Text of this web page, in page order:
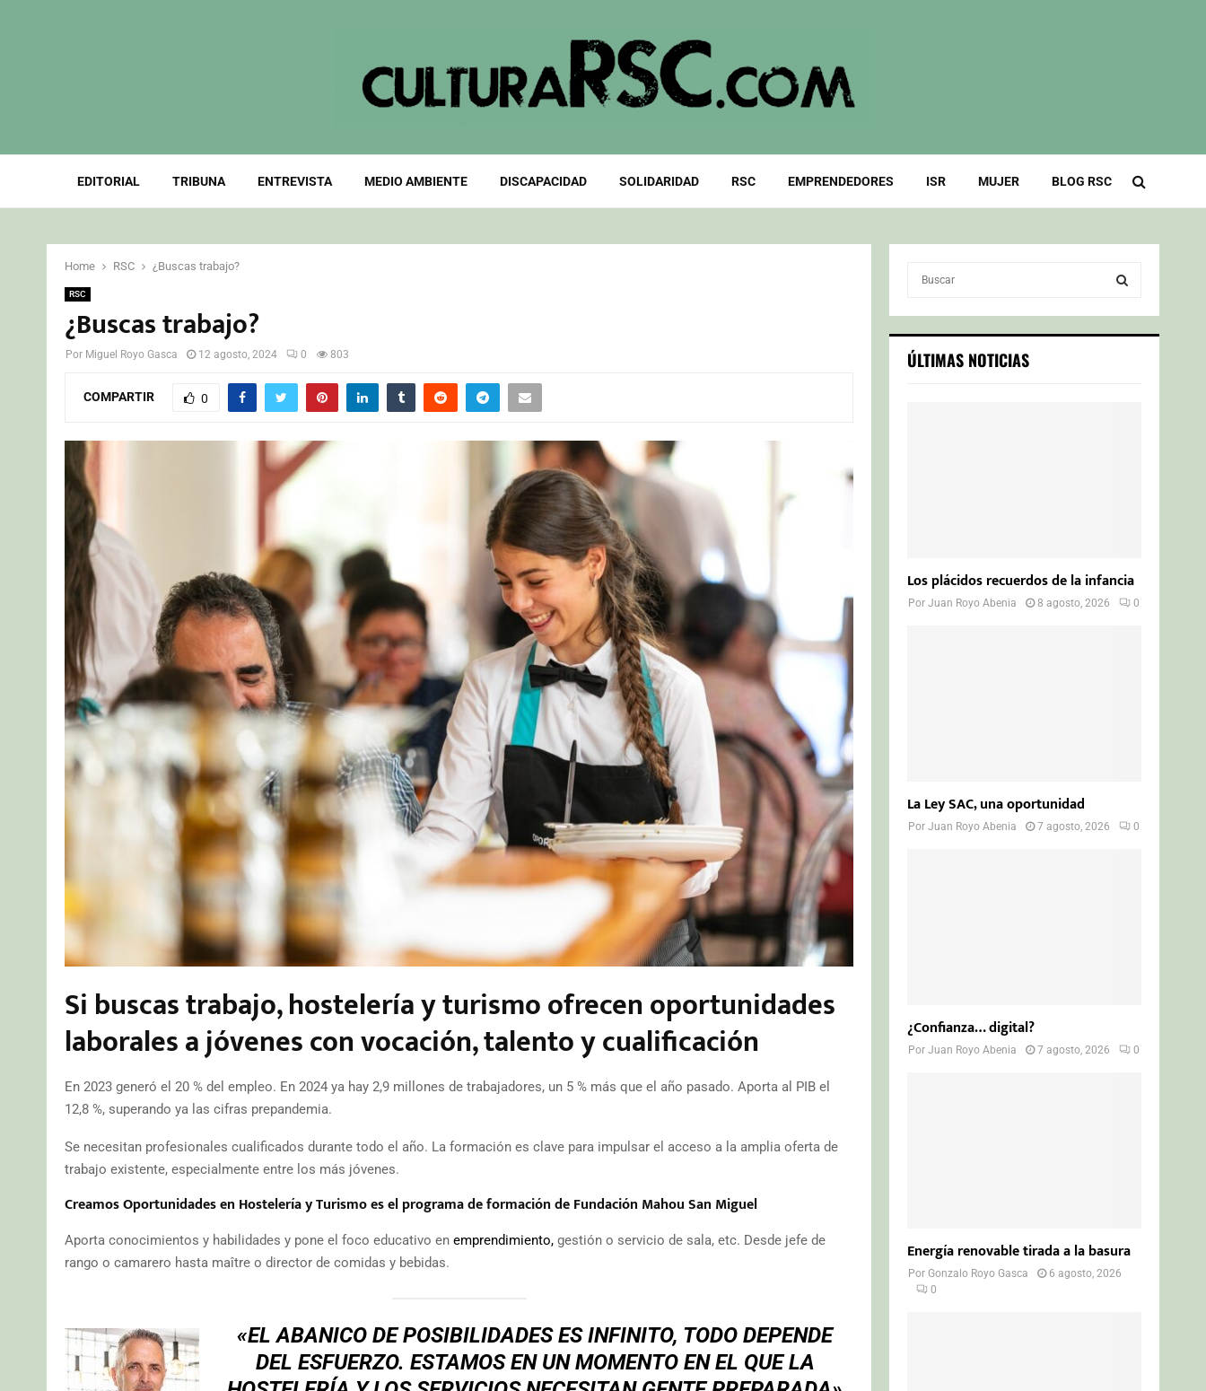
EDITORIAL TRIBUNA ENTREVISTA MEDIO AMBIENTE DISCAPACIDAD SOLIDARIDAD RSC EMPRENDEDORES ISR MUJER BLOG RSC
Home RSC ¿Buscas trabajo?
RSC
¿Buscas trabajo?
Por Miguel Royo Gasca 12 agosto, 2024 0 803
COMPARTIR 0
Si buscas trabajo, hostelería y turismo ofrecen oportunidades
laborales a jóvenes con vocación, talento y cualificación
En 2023 generó el 20 % del empleo. En 2024 ya hay 2,9 millones de trabajadores, un 5 % más que el año pasado. Aporta al PIB el
12,8 %, superando ya las cifras prepandemia.
Se necesitan profesionales cualificados durante todo el año. La formación es clave para impulsar el acceso a la amplia oferta de
trabajo existente, especialmente entre los más jóvenes.
Creamos Oportunidades en Hostelería y Turismo es el programa de formación de Fundación Mahou San Miguel
Aporta conocimientos y habilidades y pone el foco educativo en emprendimiento, gestión o servicio de sala, etc. Desde jefe de
rango o camarero hasta maître o director de comidas y bebidas.
«EL ABANICO DE POSIBILIDADES ES INFINITO, TODO DEPENDE
DEL ESFUERZO. ESTAMOS EN UN MOMENTO EN EL QUE LA
c
h
S
ÚLTIMAS NOTICIAS
Los plácidos recuerdos de la infancia
PorJuan Royo Abenia 8 agosto, 2026 0
La Ley SAC, una oportunidad
PorJuan Royo Abenia 7 agosto, 2026 0
¿Confianza… digital?
PorJuan Royo Abenia 7 agosto, 2026 0
Energía renovable tirada a la basura
PorGonzalo Royo Gasca
6 agosto, 2026
0